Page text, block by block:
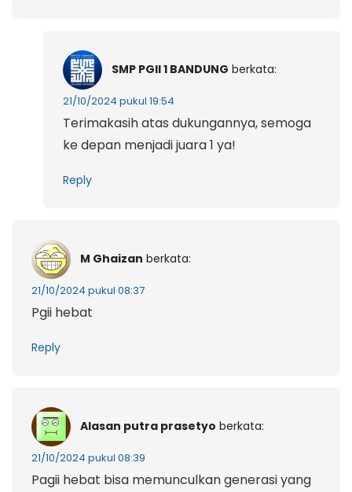
SMP PGII 1 BANDUNG berkata:
21/10/2024 pukul 19:54
Terimakasih atas dukungannya, semoga
ke depan menjadi juara 1 ya!
Reply
M Ghaizan berkata:
21/10/2024 pukul 08:37
Pgii hebat
Reply
Alasan putra prasetyo berkata:
21/10/2024 pukul 08:39
Pagii hebat bisa memunculkan generasi yang